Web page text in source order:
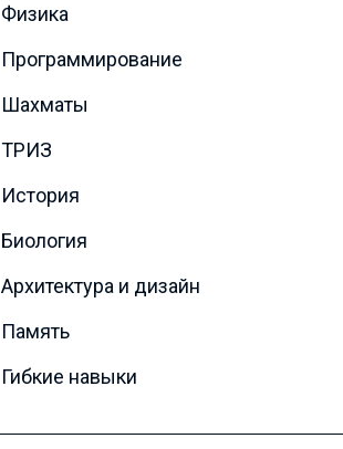
Физика
Программирование
Шахматы
ТРИЗ
История
Биология
Архитектура и дизайн
Память
Гибкие навыки